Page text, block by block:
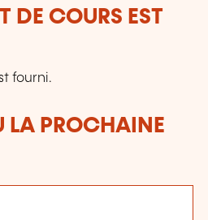
DE COURS EST
fourni.
LA PROCHAINE